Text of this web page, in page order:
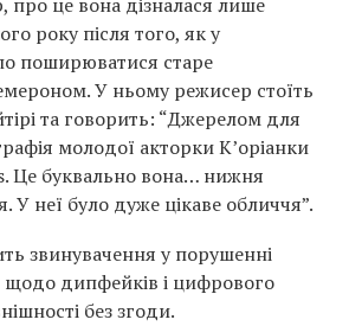
року після того, як у
поширюватися старе
У ньому режисер стоїть
та говорить: “Джерелом для
молодої акторки К’оріанки
Це буквально вона… нижня
У неї було дуже цікаве обличчя”.
звинувачення у порушенні
щодо дипфейків і цифрового
без згоди.